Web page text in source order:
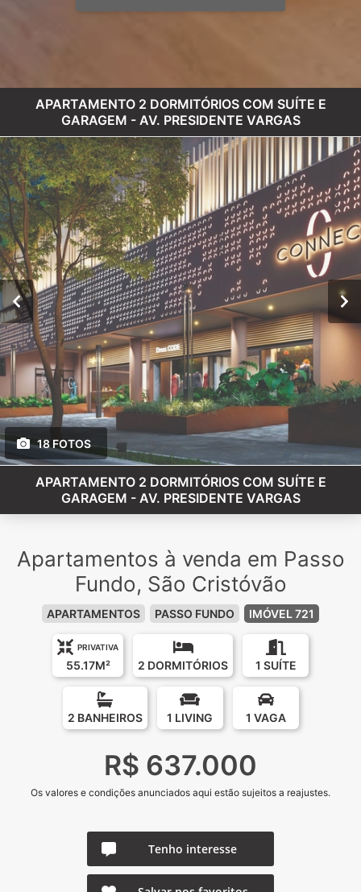
APARTAMENTO 2 DORMITÓRIOS COM SUÍTE E
GARAGEM - AV. PRESIDENTE VARGAS
18 FOTOS
APARTAMENTO 2 DORMITÓRIOS COM SUÍTE E
GARAGEM - AV. PRESIDENTE VARGAS
Apartamentos à venda em Passo
Fundo, São Cristóvão
APARTAMENTOS PASSO FUNDO IMÓVEL 721
PRIVATIVA
55.17M² 2 DORMITÓRIOS 1 SUÍTE
2 BANHEIROS 1 LIVING 1 VAGA
R$ 637.000
Os valores e condições anunciados aqui estão sujeitos a reajustes.
Tenho interesse